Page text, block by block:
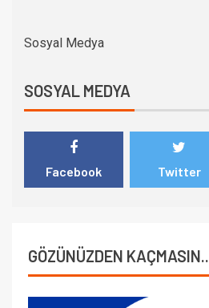
Sosyal Medya
SOSYAL MEDYA
Facebook Twitter
GÖZÜNÜZDEN KAÇMASIN..